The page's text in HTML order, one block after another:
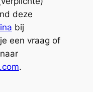
deze
bij
een vraag of
.